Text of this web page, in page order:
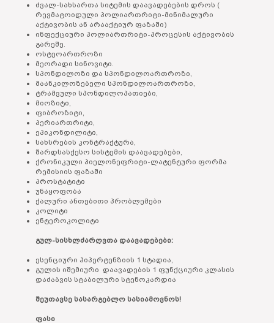
ძვალ-სახსართა სიტემის დაავადებების დროს (
რევმატოიდული პოლიართრიტი-მინიმალური
აქტივობის ან არააქტიურ ფაზაში)
ინფექციური პოლიართრიტი-პროცესის აქტივობის
გარეშე.
ოსტეოართროზი
მეორადი სინოვიტი.
სპონდილოზი და სპონდილოართროზი,
მაანკილოზებელი სპონდილოართროზი,
ტრამვული სპონდილოპათიები,
მიოზიტი,
ფიბროზიტი,
პერიართრიტი,
ეპიკონდილიტი,
სახსრების კონტრაქტურა,
შარდსასქესო სისტემის დაავადებები,
ქრონიკული პიელონეფრიტი-ლატენტური ფორმა
რემისიის ფაზაში
პროსტატიტი
უნაყოფობა
ქალური ანთებითი პრობლემები
კოლიტი
ენტეროკოლიტი
გულ-სისხლძარღვთა დაავადებები:
ესენციური ჰიპერტენზიის 1 სტადია,
გულის იშემიური დაავადების 1 ფუნქციური კლასის
დაძაბვის სტაბილური სტენოკარდია
შეუთავსე სასარგებლო სასიამოვნოს!
ფასი